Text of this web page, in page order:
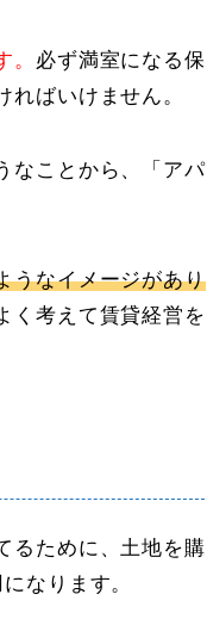
必ず満室になる保
ばいけません。
なことから、「アパ
うなイメージがあり
く考えて賃貸経営を
るために、土地を購
なります。